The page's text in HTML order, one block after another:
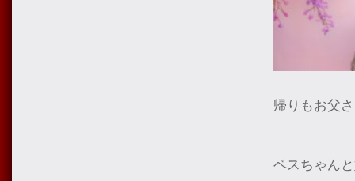
帰りもお父
ベスちゃん